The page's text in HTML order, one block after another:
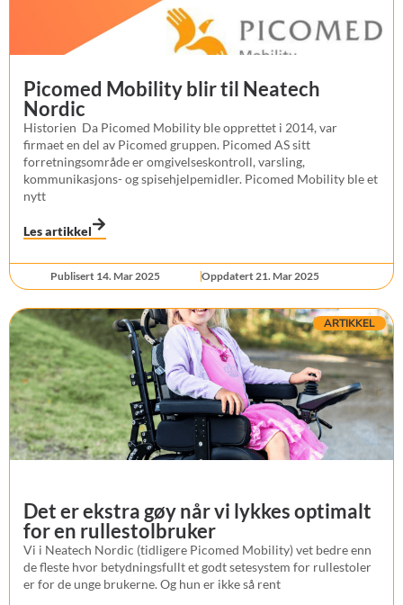
Picomed Mobility blir til Neatech
Nordic
Historien Da Picomed Mobility ble opprettet i 2014, var
firmaet en del av Picomed gruppen. Picomed AS sitt
forretningsområde er omgivelseskontroll, varsling,
kommunikasjons- og spisehjelpemidler. Picomed Mobility ble et
nytt
Les artikkel
Publisert 14. Mar 2025 Oppdatert 21. Mar 2025
ARTIKKEL
Det er ekstra gøy når vi lykkes optimalt
for en rullestolbruker
Vi i Neatech Nordic (tidligere Picomed Mobility) vet bedre enn
de fleste hvor betydningsfullt et godt setesystem for rullestoler
er for de unge brukerne. Og hun er ikke så rent